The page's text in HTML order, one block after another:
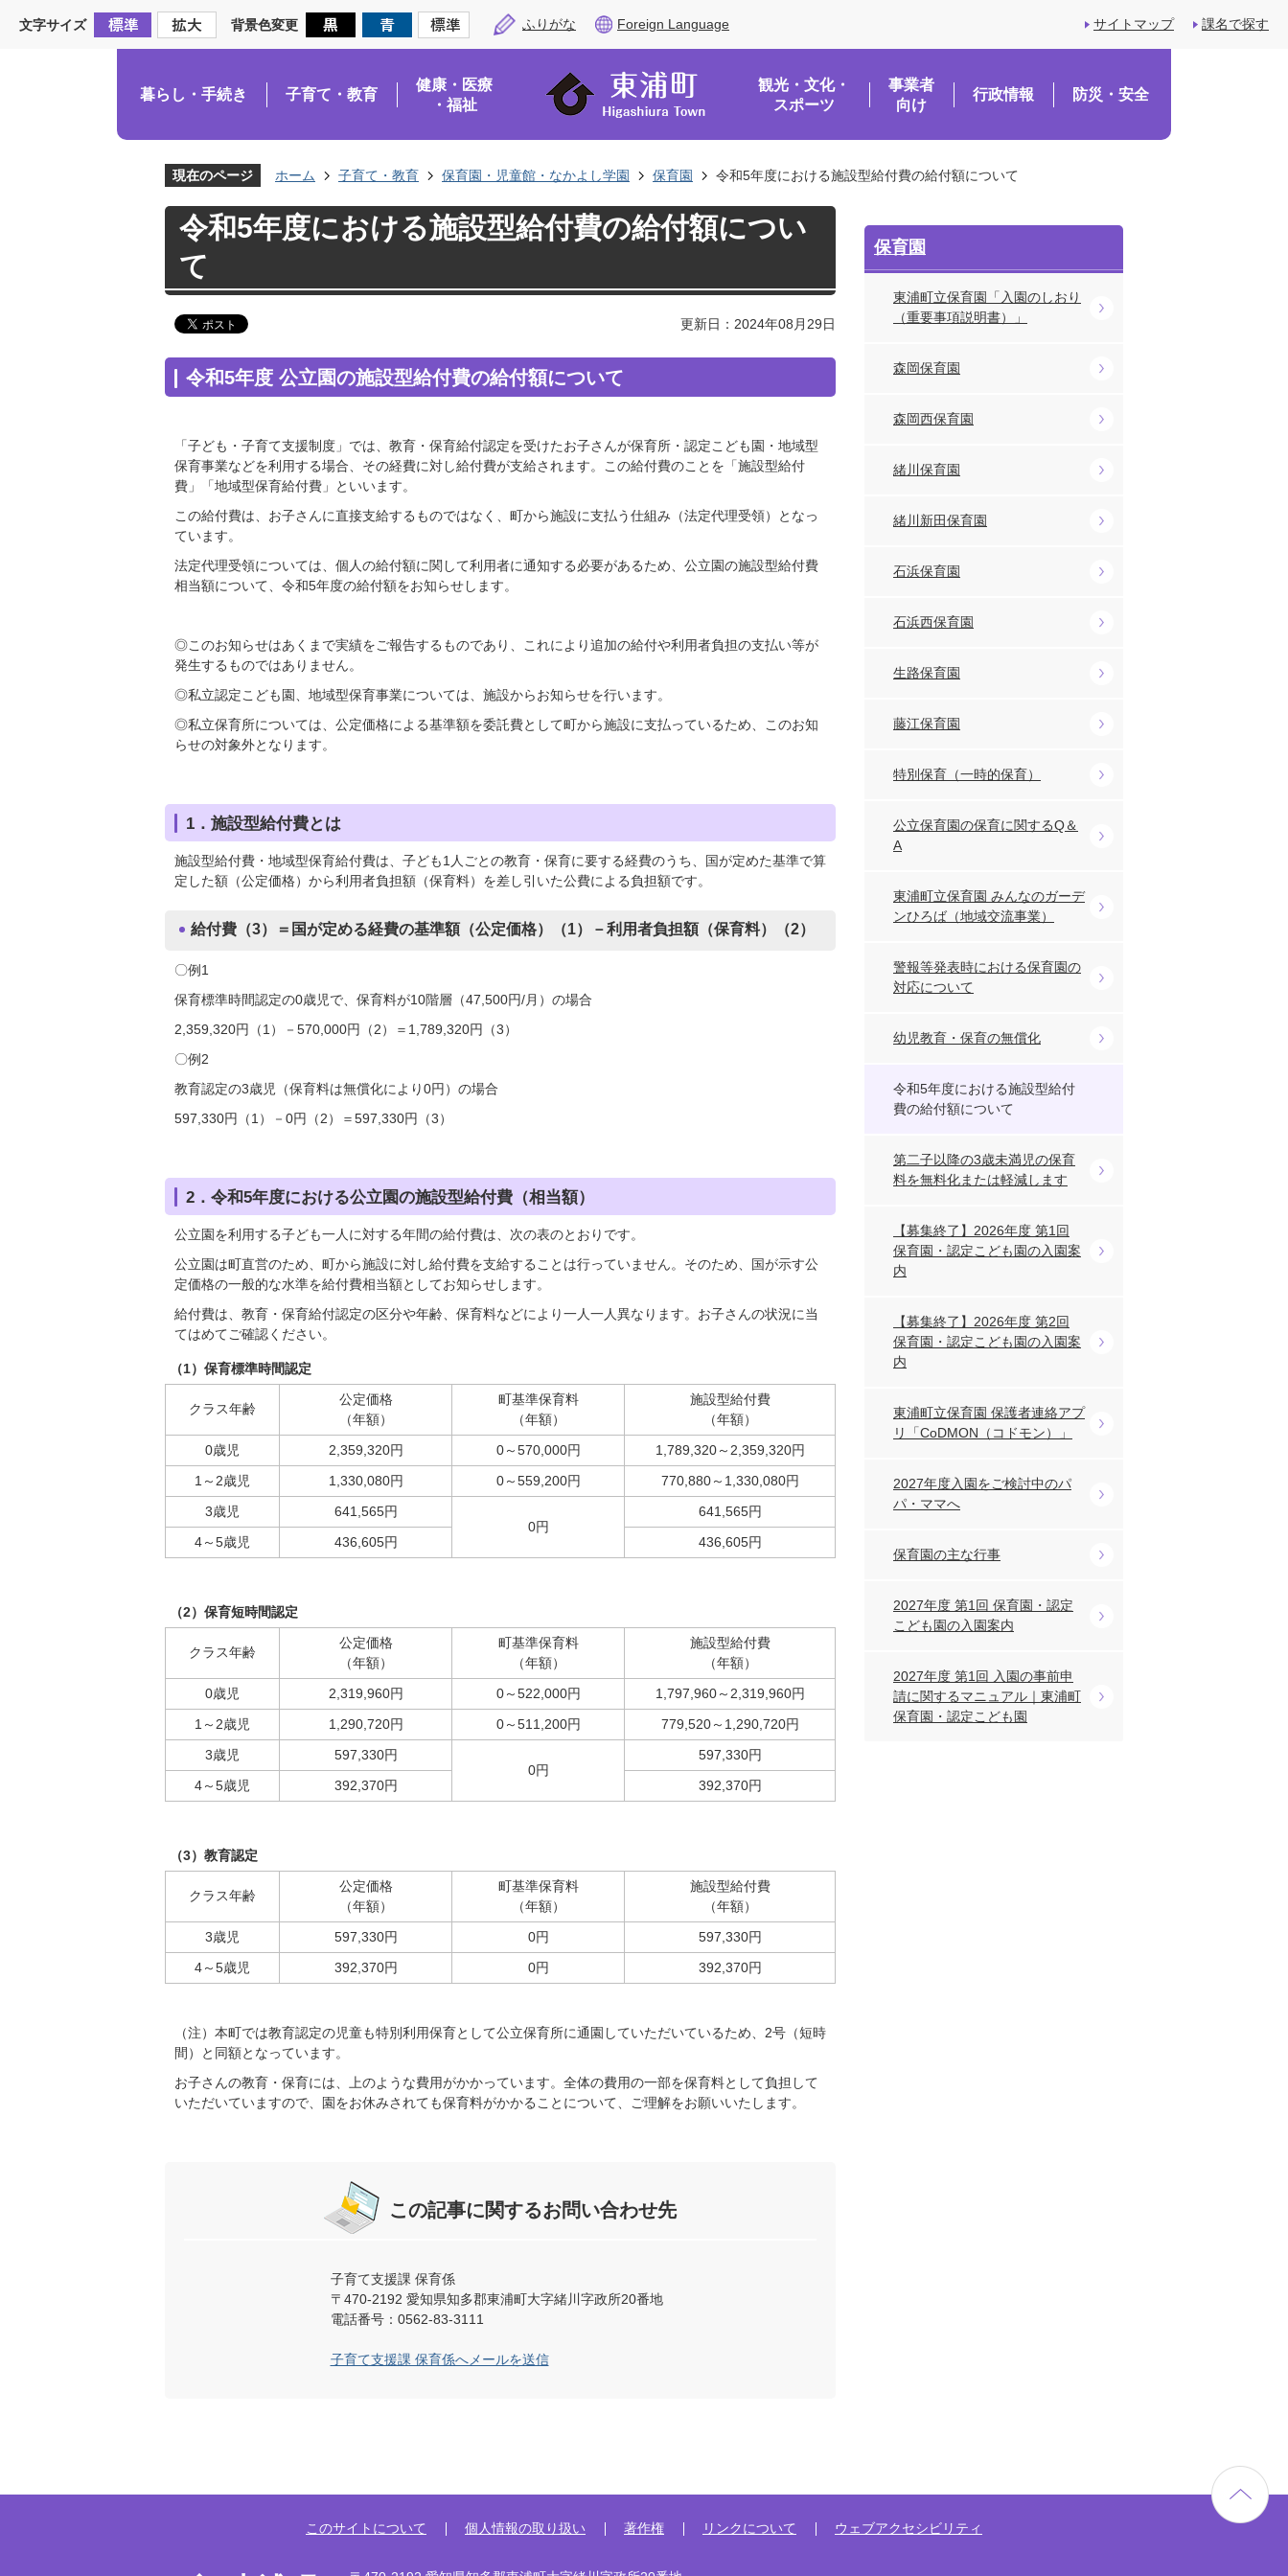
文字サイズ 背景色変更 ふりがな Foreign Language サイトマップ 課名で探す
暮らし・手続き 子育て・教育
健康・医療
・福祉
観光・文化・
スポーツ
事業者
向け
行政情報 防災・安全
現在のページ ホーム 子育て・教育 保育園・児童館・なかよし学園 保育園 令和5年度における施設型給付費の給付額について
令和5年度における施設型給付費の給付額につい
て
更新日：2024年08月29日
令和5年度 公立園の施設型給付費の給付額について
「子ども・子育て支援制度」では、教育・保育給付認定を受けたお子さんが保育所・認定こども園・地域型
保育事業などを利用する場合、その経費に対し給付費が支給されます。この給付費のことを「施設型給付
費」「地域型保育給付費」といいます。
この給付費は、お子さんに直接支給するものではなく、町から施設に支払う仕組み（法定代理受領）となっ
ています。
法定代理受領については、個人の給付額に関して利用者に通知する必要があるため、公立園の施設型給付費
相当額について、令和5年度の給付額をお知らせします。
◎このお知らせはあくまで実績をご報告するものであり、これにより追加の給付や利用者負担の支払い等が
発生するものではありません。
◎私立認定こども園、地域型保育事業については、施設からお知らせを行います。
◎私立保育所については、公定価格による基準額を委託費として町から施設に支払っているため、このお知
らせの対象外となります。
1．施設型給付費とは
施設型給付費・地域型保育給付費は、子ども1人ごとの教育・保育に要する経費のうち、国が定めた基準で算
定した額（公定価格）から利用者負担額（保育料）を差し引いた公費による負担額です。
給付費（3）＝国が定める経費の基準額（公定価格）（1）－利用者負担額（保育料）（2）
〇例1
保育標準時間認定の0歳児で、保育料が10階層（47,500円/月）の場合
2,359,320円（1）－570,000円（2）＝1,789,320円（3）
〇例2
教育認定の3歳児（保育料は無償化により0円）の場合
597,330円（1）－0円（2）＝597,330円（3）
2．令和5年度における公立園の施設型給付費（相当額）
公立園を利用する子ども一人に対する年間の給付費は、次の表のとおりです。
公立園は町直営のため、町から施設に対し給付費を支給することは行っていません。そのため、国が示す公
定価格の一般的な水準を給付費相当額としてお知らせします。
給付費は、教育・保育給付認定の区分や年齢、保育料などにより一人一人異なります。お子さんの状況に当
てはめてご確認ください。
（1）保育標準時間認定
クラス年齢
公定価格
（年額）
町基準保育料
（年額）
施設型給付費
（年額）
0歳児
2,359,320円 0～570,000円
1,789,320～2,359,320円
1～2歳児
1,330,080円 0～559,200円
770,880～1,330,080円
3歳児
641,565円
0円
641,565円
4～5歳児
436,605円 436,605円
（2）保育短時間認定
クラス年齢
公定価格
（年額）
町基準保育料
（年額）
施設型給付費
（年額）
0歳児
2,319,960円 0～522,000円
1,797,960～2,319,960円
1～2歳児
1,290,720円 0～511,200円
779,520～1,290,720円
3歳児
597,330円
0円
597,330円
4～5歳児
392,370円 392,370円
（3）教育認定
クラス年齢
公定価格
（年額）
町基準保育料
（年額）
施設型給付費
（年額）
3歳児
597,330円 0円
597,330円
4～5歳児
392,370円 0円 392,370円
（注）本町では教育認定の児童も特別利用保育として公立保育所に通園していただいているため、2号（短時
間）と同額となっています。
お子さんの教育・保育には、上のような費用がかかっています。全体の費用の一部を保育料として負担して
いただいていますので、園をお休みされても保育料がかかることについて、ご理解をお願いいたします。
この記事に関するお問い合わせ先
子育て支援課 保育係
〒470-2192 愛知県知多郡東浦町大字緒川字政所20番地
電話番号：0562-83-3111
子育て支援課 保育係へメールを送信
保育園
東浦町立保育園「入園のしおり
（重要事項説明書）」
森岡保育園
森岡西保育園
緒川保育園
緒川新田保育園
石浜保育園
石浜西保育園
生路保育園
藤江保育園
特別保育（一時的保育）
公立保育園の保育に関するQ＆
A
東浦町立保育園 みんなのガーデ
ンひろば（地域交流事業）
警報等発表時における保育園の
対応について
幼児教育・保育の無償化
令和5年度における施設型給付
費の給付額について
第二子以降の3歳未満児の保育
料を無料化または軽減します
【募集終了】2026年度 第1回
保育園・認定こども園の入園案
内
【募集終了】2026年度 第2回
保育園・認定こども園の入園案
内
東浦町立保育園 保護者連絡アプ
リ「CoDMON（コドモン）」
2027年度入園をご検討中のパ
パ・ママへ
保育園の主な行事
2027年度 第1回 保育園・認定
こども園の入園案内
2027年度 第1回 入園の事前申
請に関するマニュアル｜東浦町
保育園・認定こども園
このサイトについて 個人情報の取り扱い 著作権 リンクについて ウェブアクセシビリティ